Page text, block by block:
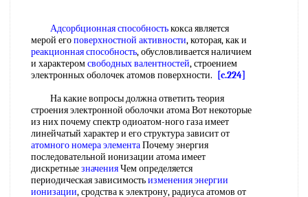
Адсорбционная способностькокса является
мерой егоповерхностной активности, которая, как и
реакционная способность, обусловливается наличием
и характеромсвободных валентностей, строением
электронных оболочек атомов поверхности.
[c.224]
На какие вопросы должна ответить теория
строения электронной оболочки атома Вот некоторые
из них почему спектр одиоатом-ного газа имеет
линейчатый характер и его структура зависит от
атомного номера элементаПочему энергия
последовательной ионизации атома имеет
дискретныезначенияЧем определяется
периодическая зависимостьизменения энергии
ионизации, сродства к электрону, радиуса атомов от